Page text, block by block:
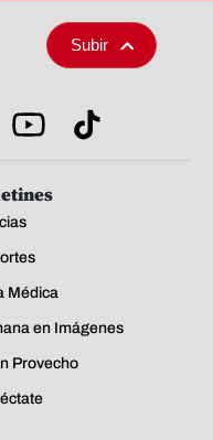
Subir
Médica
en Imágenes
Provecho